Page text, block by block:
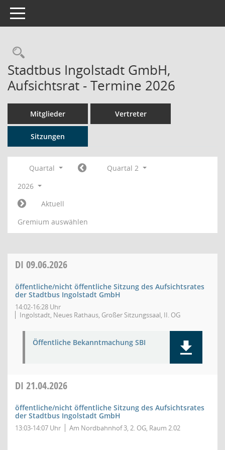
Toggle navigation
Rechercheauswahl
Stadtbus Ingolstadt GmbH,
Aufsichtsrat - Termine 2026
Mitglieder Vertreter
Sitzungen
Quartal
Quartal 2
2026
Aktuell
Gremium auswählen
DI 09.06.2026
öffentliche/nicht öffentliche Sitzung des Aufsichtsrates
der Stadtbus Ingolstadt GmbH
14:02-16:28 Uhr
Ingolstadt, Neues Rathaus, Großer Sitzungssaal, II. OG
Öffentliche Bekanntmachung SBI
DI 21.04.2026
öffentliche/nicht öffentliche Sitzung des Aufsichtsrates
der Stadtbus Ingolstadt GmbH
13:03-14:07 Uhr Am Nordbahnhof 3, 2. OG, Raum 2.02